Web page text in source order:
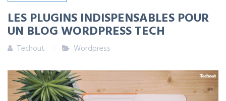
LES PLUGINS INDISPENSABLES POUR
UN BLOG WORDPRESS TECH
Techout Wordpress